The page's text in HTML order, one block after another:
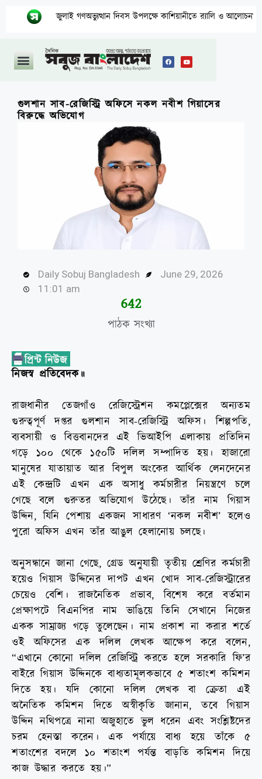
জুলাই গণঅভ্যুত্থান দিবস উপলক্ষে কাশিয়ানীতে র‍্যালি ও আলোচনা সভা
গুলশান সাব-রেজিস্ট্রি অফিসে নকল নবীশ গিয়াসের
বিরুদ্ধে অভিযোগ
Daily Sobuj Bangladesh
June 29, 2026
11:01 am
পাঠক সংখ্যা
644
নিজস্ব প্রতিবেদক॥
রাজধানীর তেজগাঁও রেজিস্ট্রেশন কমপ্লেক্সের অন্যতম
গুরুত্বপূর্ণ দপ্তর গুলশান সাব-রেজিস্ট্রি অফিস। শিল্পপতি,
ব্যবসায়ী ও বিত্তবানদের এই ভিআইপি এলাকায় প্রতিদিন
গড়ে ১০০ থেকে ১৫০টি দলিল সম্পাদিত হয়। হাজারো
মানুষের যাতায়াত আর বিপুল অংকের আর্থিক লেনদেনের
এই কেন্দ্রটি এখন এক অসাধু কর্মচারীর নিয়ন্ত্রণে চলে
গেছে বলে গুরুতর অভিযোগ উঠেছে। তাঁর নাম গিয়াস
উদ্দিন, যিনি পেশায় একজন সাধারণ ‘নকল নবীশ’ হলেও
পুরো অফিস এখন তাঁর আঙুল হেলানোয় চলছে।
অনুসন্ধানে জানা গেছে, গ্রেড অনুযায়ী তৃতীয় শ্রেণির কর্মচারী
হয়েও গিয়াস উদ্দিনের দাপট এখন খোদ সাব-রেজিস্ট্রারের
চেয়েও বেশি। রাজনৈতিক প্রভাব, বিশেষ করে বর্তমান
প্রেক্ষাপটে বিএনপির নাম ভাঙিয়ে তিনি সেখানে নিজের
একক সাম্রাজ্য গড়ে তুলেছেন। নাম প্রকাশ না করার শর্তে
ওই অফিসের এক দলিল লেখক আক্ষেপ করে বলেন,
“এখানে কোনো দলিল রেজিস্ট্রি করতে হলে সরকারি ফি’র
বাইরে গিয়াস উদ্দিনকে বাধ্যতামূলকভাবে ৫ শতাংশ কমিশন
দিতে হয়। যদি কোনো দলিল লেখক বা ক্রেতা এই
অনৈতিক কমিশন দিতে অস্বীকৃতি জানান, তবে গিয়াস
উদ্দিন নথিপত্রে নানা অজুহাতে ভুল ধরেন এবং সংশ্লিষ্টদের
চরম হেনস্তা করেন। এক পর্যায়ে বাধ্য হয়ে তাঁকে ৫
শতাংশের বদলে ১০ শতাংশ পর্যন্ত বাড়তি কমিশন দিয়ে
কাজ উদ্ধার করতে হয়।”